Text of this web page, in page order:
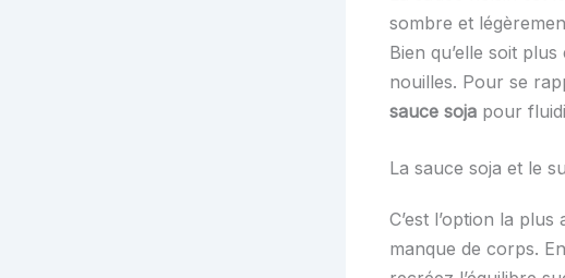
sombre et
Bien qu’elle soit
nouilles. Pour se
sauce soja pour
La sauce soja et le
C’est l’option la
manque de corps.